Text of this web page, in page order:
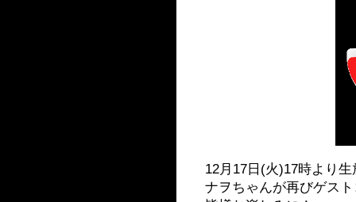
12月17日(火)17時より
ナヲちゃんが再びゲス